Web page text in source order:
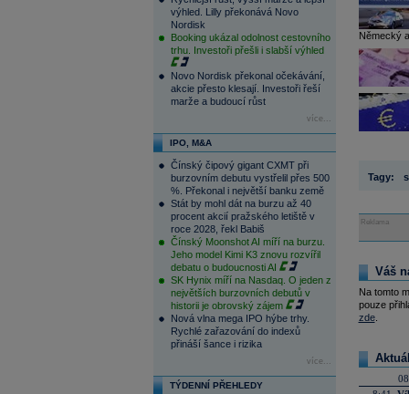
výhled. Lilly překonává Novo
Nordisk
Booking ukázal odolnost cestovního
trhu. Investoři přešli i slabší výhled
Novo Nordisk překonal očekávání,
akcie přesto klesají. Investoři řeší
marže a budoucí růst
více...
IPO, M&A
Čínský čipový gigant CXMT při
burzovním debutu vystřelil přes 500
%. Překonal i největší banku země
Stát by mohl dát na burzu až 40
procent akcií pražského letiště v
roce 2028, řekl Babiš
Čínský Moonshot AI míří na burzu.
Jeho model Kimi K3 znovu rozvířil
debatu o budoucnosti AI
SK Hynix míří na Nasdaq. O jeden z
největších burzovních debutů v
historii je obrovský zájem
Nová vlna mega IPO hýbe trhy.
Rychlé zařazování do indexů
přináší šance i rizika
více...
TÝDENNÍ PŘEHLEDY
Německý
Tagy:
Reklama
Váš
Na tomto
pouze
zde.